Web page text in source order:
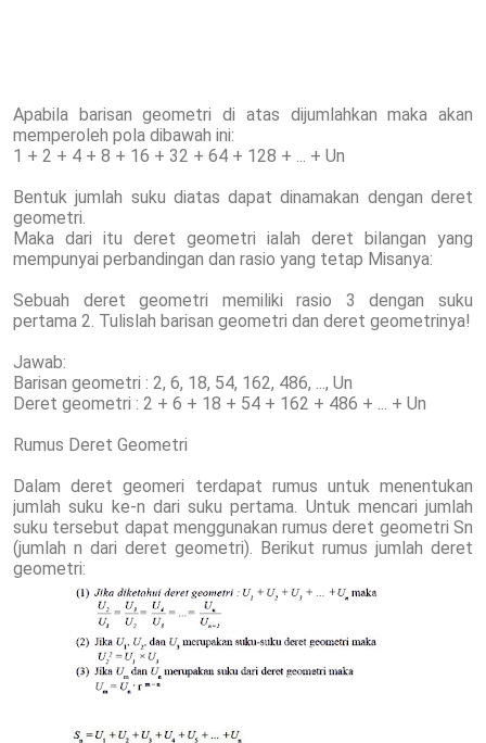
Apabila barisan geometri di atas dijumlahkan maka akan
memperoleh pola dibawah ini:
1 + 2 + 4 + 8 + 16 + 32 + 64 + 128 + ... + Un
Bentuk jumlah suku diatas dapat dinamakan dengan deret
geometri.
Maka dari itu deret geometri ialah deret bilangan yang
mempunyai perbandingan dan rasio yang tetap Misanya:
Sebuah deret geometri memiliki rasio 3 dengan suku
pertama 2. Tulislah barisan geometri dan deret geometrinya!
Jawab:
Barisan geometri : 2, 6, 18, 54, 162, 486, ..., Un
Deret geometri : 2 + 6 + 18 + 54 + 162 + 486 + ... + Un
Rumus Deret Geometri
Dalam deret geomeri terdapat rumus untuk menentukan
jumlah suku ke-n dari suku pertama. Untuk mencari jumlah
suku tersebut dapat menggunakan rumus deret geometri Sn
(jumlah n dari deret geometri). Berikut rumus jumlah deret
geometri: